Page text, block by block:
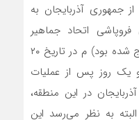
جمهوری آذربایجان به
اتحاد جماهیر
شوروی از کنترل این جمهوری خارج شده بود) م در تاریخ ۲۰
۲۰۲۳ (۲۹ شهریور ۱۴۰۲) و یک روز پس از عملیات
در این منطقه،
به نظر می‌رسد این